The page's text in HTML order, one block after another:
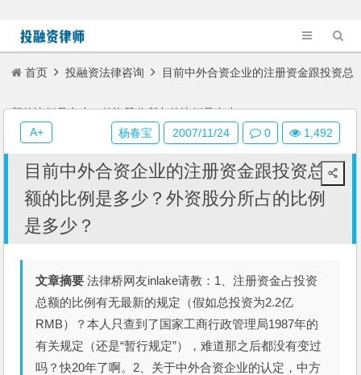
首页 投融资法律咨询 目前中外合资企业的注册资金跟投资总
额的比例是多少？外资股分所占的比例是多少？
目前中外合资企业的注册资金跟投资总
额的比例是多少？外资股分所占的比例
是多少？
文章摘要 法律桥网友inlake请教：1、注册资金占投资
总额的比例有无最新的规定（假如总投资为2.2亿
RMB）？本人只查到了国家工商行政管理局1987年的
有关规定（还是“暂行规定”），难道那之后都没有变过
吗？快20年了啊。2、关于中外合资企业的认定，中方
杨春宝 2007/11/24 0 1,492
A+